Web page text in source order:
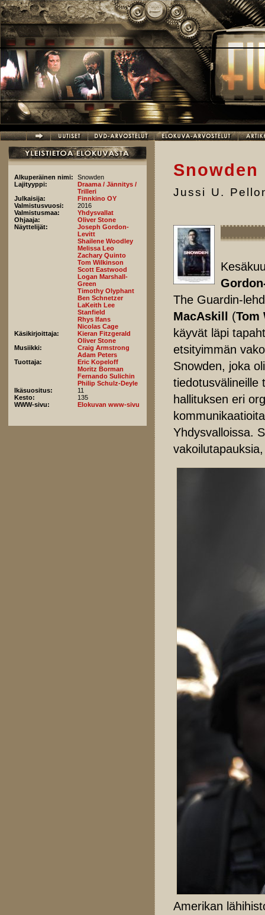
Hyppää pääsisältöön
Alkuperäinen nimi:
Snowden
Lajityyppi:
Draama / Jännitys /
Trilleri
Julkaisija:
Finnkino OY
Valmistusvuosi:
2016
Valmistusmaa:
Yhdysvallat
Ohjaaja:
Oliver Stone
Näyttelijät:
Joseph Gordon-
Levitt
Shailene Woodley
Melissa Leo
Zachary Quinto
Tom Wilkinson
Scott Eastwood
Logan Marshall-
Green
Timothy Olyphant
Ben Schnetzer
LaKeith Lee
Stanfield
Rhys Ifans
Nicolas Cage
Käsikirjoittaja:
Kieran Fitzgerald
Oliver Stone
Musiikki:
Craig Armstrong
Adam Peters
Tuottaja:
Eric Kopeloff
Moritz Borman
Fernando Sulichin
Philip Schulz-Deyle
Ikäsuositus:
11
Kesto:
135
WWW-sivu:
Elokuvan www-sivu
Snowden
Jussi U.
The Guardin-
MacAskill (Tom
käyvät läpi
etsityimmän
Snowden, joka
tiedotusvälineille
hallituksen eri
Yhdysvalloissa.
Amerikan